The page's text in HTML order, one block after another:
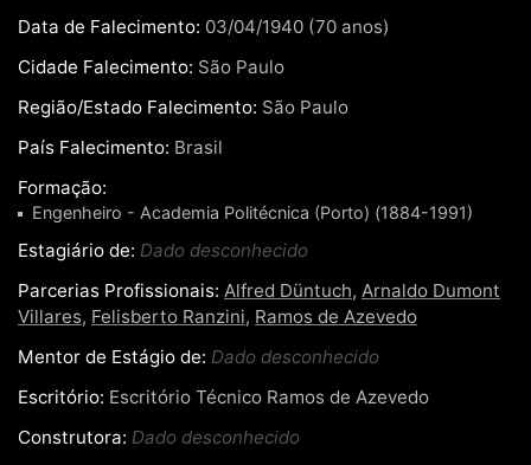
Data de Falecimento: 03/04/1940 (70 anos)
Cidade Falecimento: São Paulo
Região/Estado Falecimento: São Paulo
País Falecimento: Brasil
Formação:
Engenheiro - Academia Politécnica (Porto) (1884-1991)
Estagiário de: Dado desconhecido
Parcerias Profissionais: Alfred Düntuch, Arnaldo Dumont
Villares, Felisberto Ranzini, Ramos de Azevedo
Mentor de Estágio de: Dado desconhecido
Escritório: Escritório Técnico Ramos de Azevedo
Construtora: Dado desconhecido